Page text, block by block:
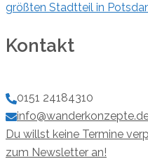
größten Stadtteil in
Kontakt
0151 24184310
Du willst keine Termine
zum Newsletter an!